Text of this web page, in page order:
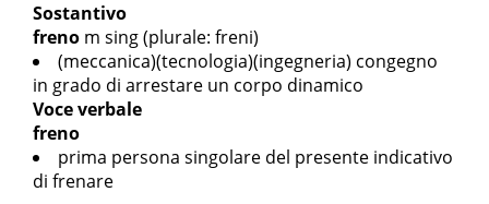
Sostantivo
freno m sing(plurale: freni)
(meccanica)(tecnologia)(ingegneria) congegno
in grado di arrestare un corpo dinamico
Voce verbale
freno
prima persona singolare del presente indicativo
di frenare